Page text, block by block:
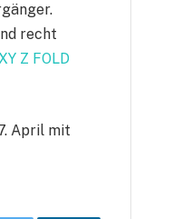
recht
Z FOLD
April mit